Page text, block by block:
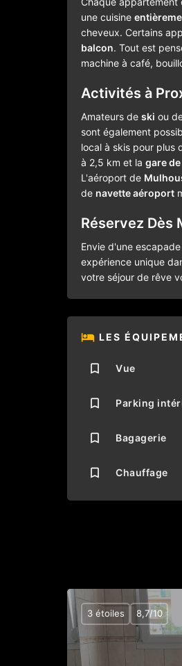
une cuisine
cheveux. Certains
balcon. Tout est
machine à café,
Activités à
Amateurs de ski ou
sont également
local à skis pour plus
à 2,5 km et la gare
L'aéroport de
de navette aéroport
Réservez Dès
Envie d'une
expérience unique
votre séjour de rêve
LES
Vue
Bagagerie
Chauffage
3 étoiles 8,7/10